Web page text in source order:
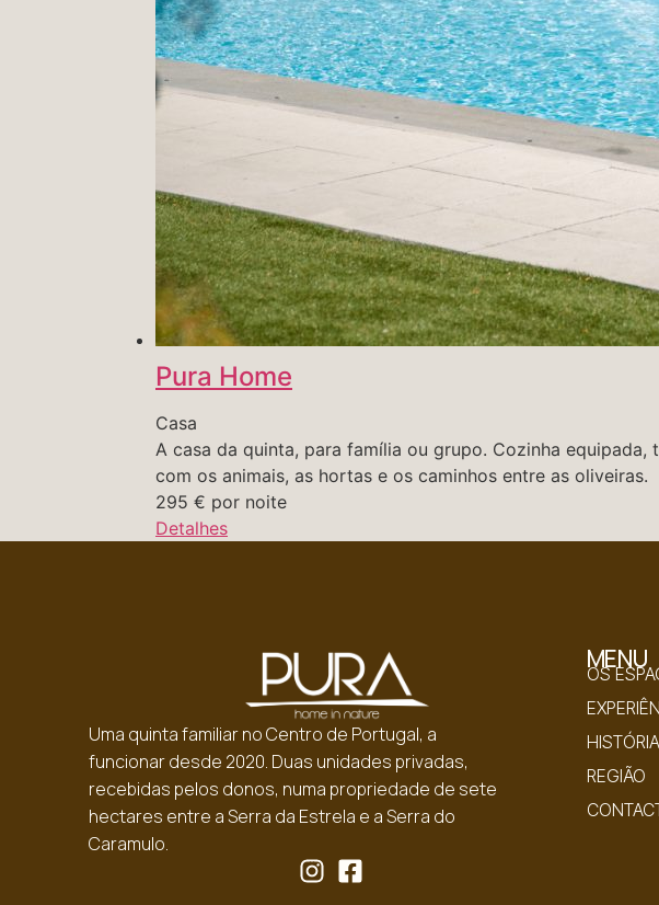
Pura Home
Casa
A casa da quinta, para família ou grupo. Cozinha
com os animais, as hortas e os caminhos entre as oliveiras.
295 € por noite
Detalhes
Uma quinta familiar no Centro de Portugal, a
funcionar desde 2020. Duas unidades privadas,
recebidas pelos donos, numa propriedade de sete
hectares entre a Serra da Estrela e a Serra do
Caramulo.
MENU
OS
HISTÓRIA
REGIÃO